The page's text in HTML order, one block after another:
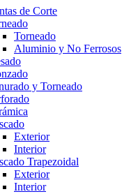
de Corte
Torneado
Aluminio y No Ferrosos
y Torneado
Exterior
Interior
Trapezoidal
Exterior
Interior